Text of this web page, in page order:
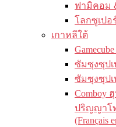
ฟามิคอม
โลกซูเปอ
เกาหลีใต้
ซัมซุงซุปเ
ซัมซุงซุปเ
Comboy
ปริญญาโ
(Français